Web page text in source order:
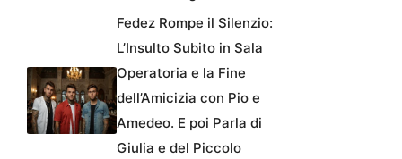
Fedez Rompe il Silenzio:
L’Insulto Subito in Sala
Operatoria e la Fine
dell’Amicizia con Pio e
Amedeo. E poi Parla di
Giulia e del Piccolo